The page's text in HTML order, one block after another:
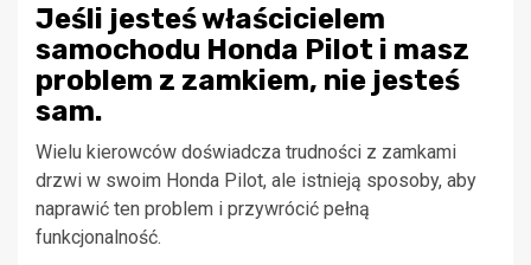
Jeśli jesteś właścicielem
samochodu Honda Pilot i masz
problem z zamkiem, nie jesteś
sam.
Wielu kierowców doświadcza trudności z zamkami
drzwi w swoim Honda Pilot, ale istnieją sposoby, aby
naprawić ten problem i przywrócić pełną
funkcjonalność.